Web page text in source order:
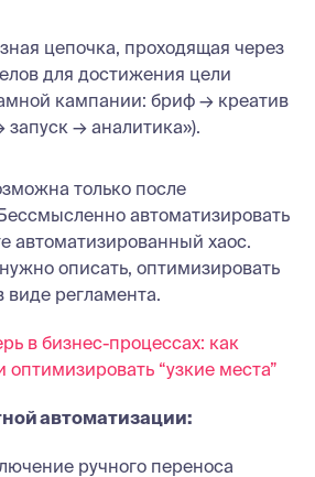
цепочка, проходящая через
для достижения цели
кампании: бриф → креатив
→ аналитика»).
только после
автоматизировать
автоматизированный хаос.
описать, оптимизировать
виде регламента.
в бизнес-процессах: как
оптимизировать “узкие места”
автоматизации:
ручного переноса